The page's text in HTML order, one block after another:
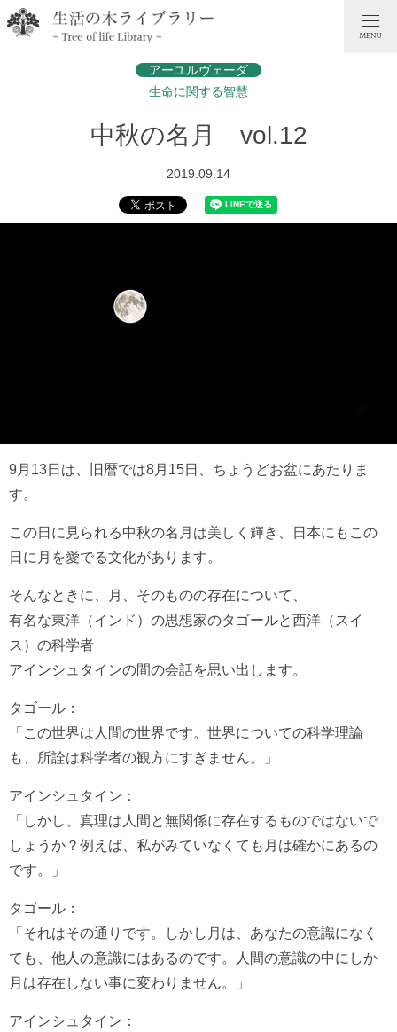
アーユルヴェーダ
生命に関する智慧
中秋の名月 vol.12
2019.09.14
9月13日は、旧暦では8月15日、ちょうどお盆にあたりま
す。
この日に見られる中秋の名月は美しく輝き、日本にもこの
日に月を愛でる文化があります。
そんなときに、月、そのものの存在について、
有名な東洋（インド）の思想家のタゴールと西洋（スイ
ス）の科学者
アインシュタインの間の会話を思い出します。
タゴール：
「この世界は人間の世界です。世界についての科学理論
も、所詮は科学者の観方にすぎません。」
アインシュタイン：
「しかし、真理は人間と無関係に存在するものではないで
しょうか？例えば、私がみていなくても月は確かにあるの
です。」
タゴール：
「それはその通りです。しかし月は、あなたの意識になく
ても、他人の意識にはあるのです。人間の意識の中にしか
月は存在しない事に変わりません。」
アインシュタイン：